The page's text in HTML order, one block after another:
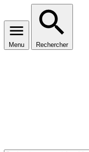
Menu Rechercher